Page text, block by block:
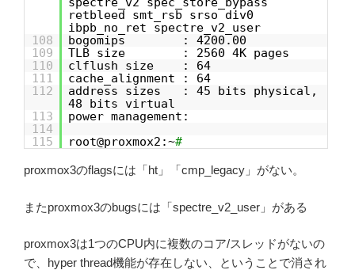
retbleed smt_rsb srso div0
ibpb_no_ret spectre_v2_user
108
bogomips : 4200.00
109
TLB size : 2560 4K pages
110
clflush size : 64
111
cache_alignment : 64
112
address sizes : 45 bits physical,
48 bits virtual
113
power management:
114
115
root@proxmox2:~#
proxmox3のflagsには「ht」「cmp_legacy」がない。
またproxmox3のbugsには「spectre_v2_user」がある
proxmox3は1つのCPU内に複数のコア/スレッドがないの
で、hyper thread機能が存在しない、ということで消され